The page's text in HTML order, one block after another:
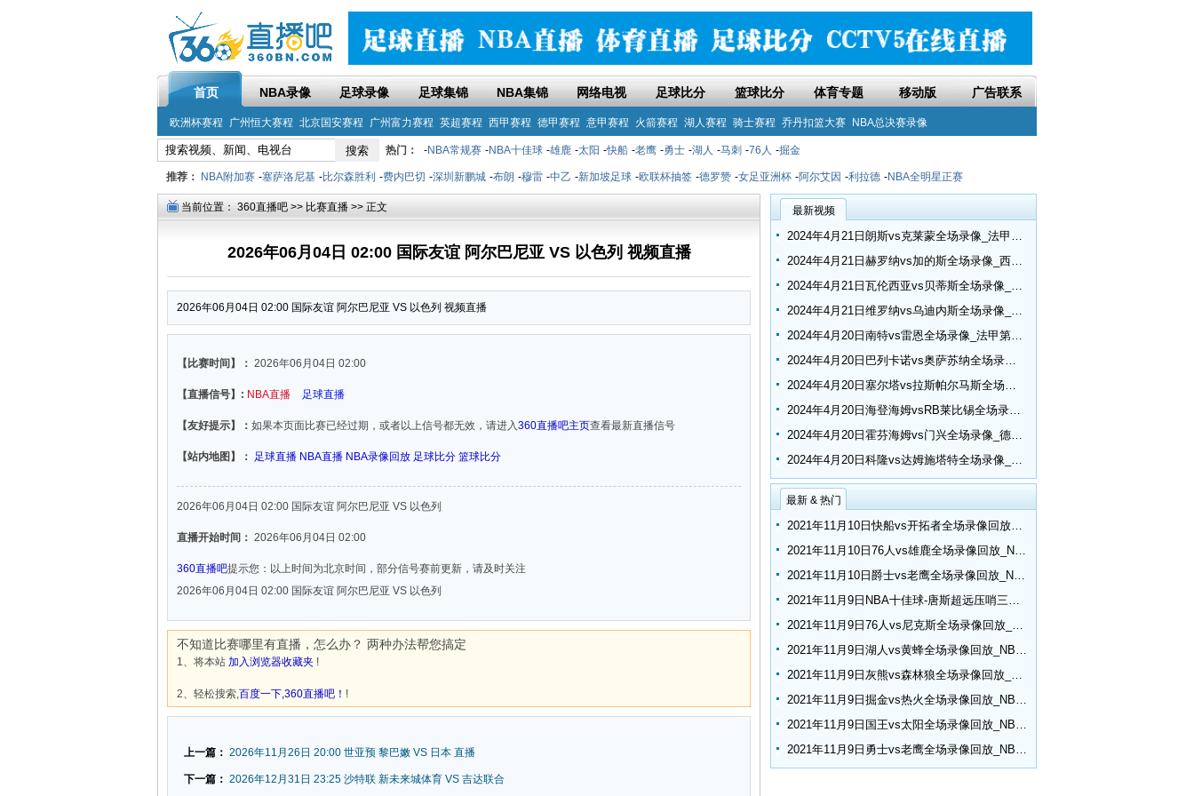
首页 NBA录像 足球录像 足球集锦 NBA集锦 网络电视 足球比分 篮球比分 体育专题 移动版 广告联系
欧洲杯赛程 广州恒大赛程 北京国安赛程 广州富力赛程 英超赛程 西甲赛程 德甲赛程 意甲赛程 火箭赛程 湖人赛程 骑士赛程 乔丹扣篮大赛 NBA总决赛录像
热门： -NBA常规赛 -NBA十佳球 -雄鹿 -太阳 -快船 -老鹰 -勇士 -湖人 -马刺 -76人 -掘金
推荐： NBA附加赛 -塞萨洛尼基 -比尔森胜利 -费内巴切 -深圳新鹏城 -布朗 -穆雷 -中乙 -新加坡足球 -欧联杯抽签 -德罗赞 -女足亚洲杯 -阿尔艾因 -利拉德 -NBA全明星正赛
当前位置： 360直播吧 >> 比赛直播 >> 正文
2026年06月04日 02:00 国际友谊 阿尔巴尼亚 VS 以色列 视频直播
2026年06月04日 02:00 国际友谊 阿尔巴尼亚 VS 以色列 视频直播
【比赛时间】： 2026年06月04日 02:00
【直播信号】: NBA直播 足球直播
【友好提示】： 如果本页面比赛已经过期，或者以上信号都无效，请进入360直播吧主页查看最新直播信号
【站内地图】： 足球直播 NBA直播 NBA录像回放 足球比分 篮球比分
2026年06月04日 02:00 国际友谊 阿尔巴尼亚 VS 以色列
直播开始时间： 2026年06月04日 02:00
360直播吧提示您：以上时间为北京时间，部分信号赛前更新，请及时关注
2026年06月04日 02:00 国际友谊 阿尔巴尼亚 VS 以色列
不知道比赛哪里有直播，怎么办？ 两种办法帮您搞定
1、将本站 加入浏览器收藏夹 !
2、轻松搜索,百度一下,360直播吧！ !
上一篇： 2026年11月26日 20:00 世亚预 黎巴嫩 VS 日本 直播
下一篇： 2026年12月31日 23:25 沙特联 新未来城体育 VS 吉达联合
最新视频
2024年4月21日朗斯vs克莱蒙全场录像_法甲第30轮
2024年4月21日赫罗纳vs加的斯全场录像_西甲第32轮
2024年4月21日瓦伦西亚vs贝蒂斯全场录像_西甲第32轮
2024年4月21日维罗纳vs乌迪内斯全场录像_意甲第33轮
2024年4月20日南特vs雷恩全场录像_法甲第30轮
2024年4月20日巴列卡诺vs奥萨苏纳全场录像_西甲第32轮
2024年4月20日塞尔塔vs拉斯帕尔马斯全场录像_西甲第32轮
2024年4月20日海登海姆vsRB莱比锡全场录像_德甲第30轮
2024年4月20日霍芬海姆vs门兴全场录像_德甲第30轮
2024年4月20日科隆vs达姆施塔特全场录像_德甲第30轮
最新 & 热门
2021年11月10日快船vs开拓者全场录像回放_NBA常规赛
2021年11月10日76人vs雄鹿全场录像回放_NBA常规赛
2021年11月10日爵士vs老鹰全场录像回放_NBA常规赛
2021年11月9日NBA十佳球-唐斯超远压哨三分 小乔丹空接隔扣
2021年11月9日76人vs尼克斯全场录像回放_NBA常规赛
2021年11月9日湖人vs黄蜂全场录像回放_NBA常规赛
2021年11月9日灰熊vs森林狼全场录像回放_NBA常规赛
2021年11月9日掘金vs热火全场录像回放_NBA常规赛
2021年11月9日国王vs太阳全场录像回放_NBA常规赛
2021年11月9日勇士vs老鹰全场录像回放_NBA常规赛